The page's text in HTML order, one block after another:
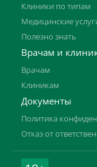
Клиники по типам
Медицинские
Полезно знать
Врачам и
Врачам
Клиникам
Документы
Политика
Отказ от